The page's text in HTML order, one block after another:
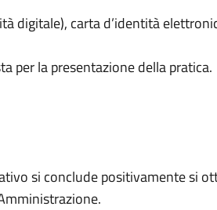
digitale), carta d’identità
per la presentazione della pratica.
si conclude positivamente si